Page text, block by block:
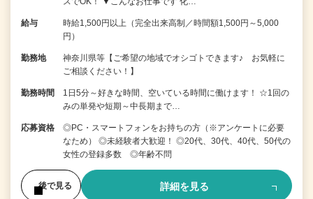
給与
時給1,500円以上（完全出来高制／時間額1,500円～5,000
円）
勤務地
神奈川県等【ご希望の地域でオシゴトできます♪ お気軽に
ご相談ください！】
勤務時間
1日5分～好きな時間、空いている時間に働けます！ ☆1回の
みの単発や短期～中長期まで…
応募資格
◎PC・スマートフォンをお持ちの方（※アンケートに必要
なため） ◎未経験者大歓迎！ ◎20代、30代、40代、50代の
女性の登録多数 ◎年齢不問
後で見る 詳細を見る